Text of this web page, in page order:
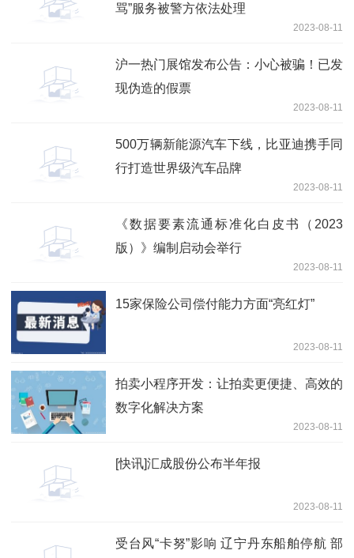
骂”服务被警方依法处理
2023-08-11
沪一热门展馆发布公告：小心被骗！已发
现伪造的假票
2023-08-11
500万辆新能源汽车下线，比亚迪携手同
行打造世界级汽车品牌
2023-08-11
《数据要素流通标准化白皮书（2023
版）》编制启动会举行
2023-08-11
15家保险公司偿付能力方面“亮红灯”
2023-08-11
拍卖小程序开发：让拍卖更便捷、高效的
数字化解决方案
2023-08-11
[快讯]汇成股份公布半年报
2023-08-11
受台风“卡努”影响 辽宁丹东船舶停航 部